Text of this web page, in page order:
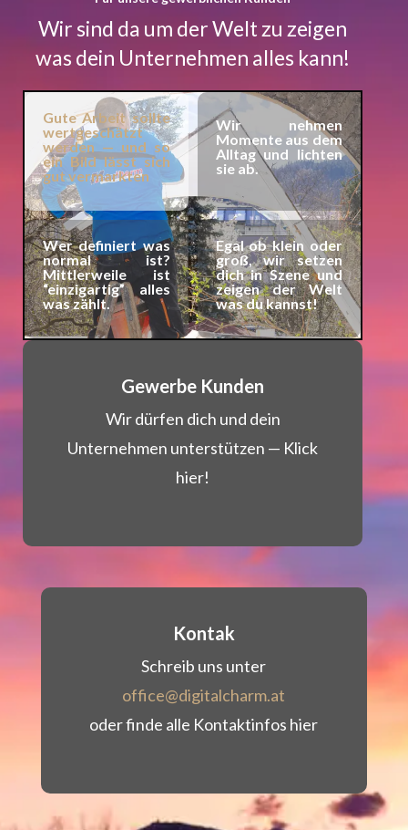
Wir sind da um der Welt zu zeigen
was dein Unternehmen alles kann!
Gute Arbeit sollte
wertgeschätzt
werden — und so
ein Bild lässt sich
gut vermarkten
Wir nehmen
Momente aus dem
Alltag und lichten
sie ab.
Wer definiert was
normal ist?
Mittlerweile ist
“einzigartig” alles
was zählt.
Egal ob klein oder
groß, wir setzen
dich in Szene und
zeigen der Welt
was du kannst!
Gewerbe Kunden
Wir dür­fen dich und dein
Unternehmen unter­stützen — Klick
hier!
Kontak
Schreib uns unter
office@digitalcharm.at
oder finde alle Kon­tak­t­in­fos hier